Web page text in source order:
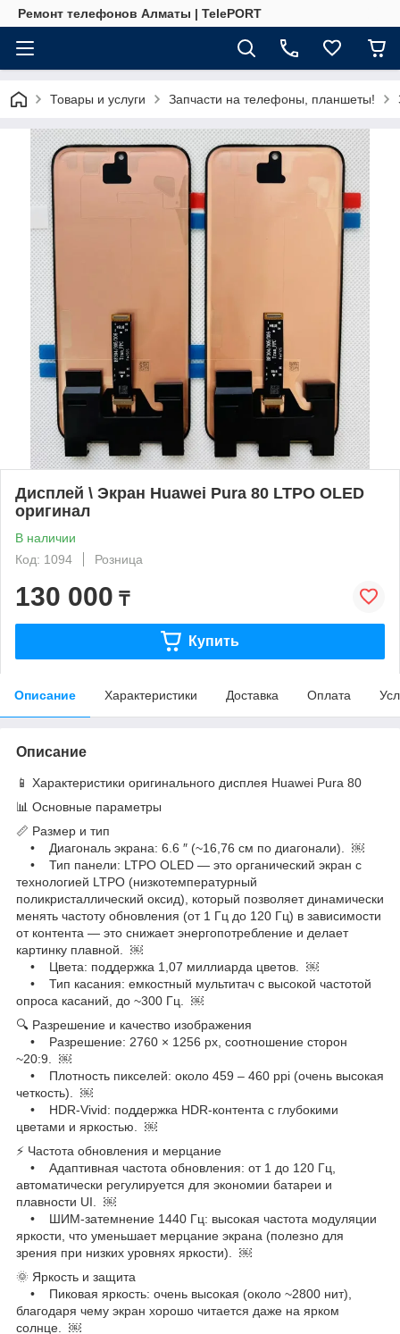
Ремонт телефонов Алматы | TelePORT
Товары и услуги Запчасти на телефоны, планшеты!
Дисплей \ Экран Huawei Pura 80 LTPO OLED
оригинал
В наличии
Код: 1094
Розница
130 000 ₸
Купить
Описание Характеристики Доставка Оплата
Описание
📱 Характеристики оригинального дисплея Huawei Pura 80
📊 Основные параметры
📏 Размер и тип
• Диагональ экрана: 6.6 ″ (~16,76 см по диагонали). ￼
• Тип панели: LTPO OLED ― это органический экран с
технологией LTPO (низкотемпературный
поликристаллический оксид), который позволяет динамически
менять частоту обновления (от 1 Гц до 120 Гц) в зависимости
от контента — это снижает энергопотребление и делает
картинку плавной. ￼
• Цвета: поддержка 1,07 миллиарда цветов. ￼
• Тип касания: емкостный мультитач с высокой частотой
опроса касаний, до ~300 Гц. ￼
🔍 Разрешение и качество изображения
• Разрешение: 2760 × 1256 px, соотношение сторон
~20:9. ￼
• Плотность пикселей: около 459 – 460 ppi (очень высокая
четкость). ￼
• HDR-Vivid: поддержка HDR-контента с глубокими
цветами и яркостью. ￼
⚡ Частота обновления и мерцание
• Адаптивная частота обновления: от 1 до 120 Гц,
автоматически регулируется для экономии батареи и
плавности UI. ￼
• ШИМ-затемнение 1440 Гц: высокая частота модуляции
яркости, что уменьшает мерцание экрана (полезно для
зрения при низких уровнях яркости). ￼
🌞 Яркость и защита
• Пиковая яркость: очень высокая (около ~2800 нит),
благодаря чему экран хорошо читается даже на ярком
солнце. ￼